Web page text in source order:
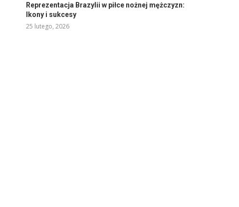
Reprezentacja Brazylii w piłce nożnej mężczyzn:
Ikony i sukcesy
25 lutego, 2026